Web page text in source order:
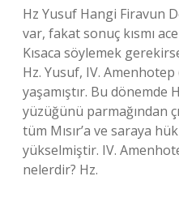
Hz Yusuf Hangi Firavun
var, fakat sonuç kısmı
Kısaca söylemek
Hz. Yusuf, IV.
yaşamıştır. Bu
yüzüğünü parmağından
tüm Mısır’a ve saraya
yükselmiştir. IV.
nelerdir? Hz.